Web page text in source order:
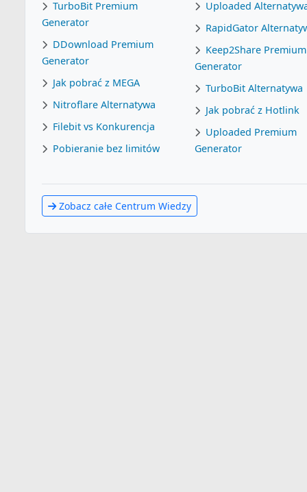
TurboBit Premium
Generator
DDownload Premium
Generator
Jak pobrać z MEGA
Nitroflare Alternatywa
Filebit vs Konkurencja
Pobieranie bez limitów
Uploaded
RapidGator
Keep2Share Premium
Generator
TurboBit Alternatywa
Jak pobrać z Hotlink
Uploaded Premium
Generator
Zobacz całe Centrum Wiedzy